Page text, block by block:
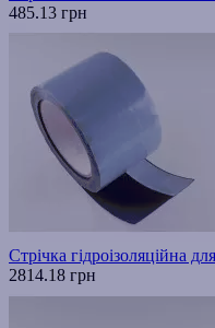
485.13 грн
Стрічка гідроізоляційна
2814.18 грн